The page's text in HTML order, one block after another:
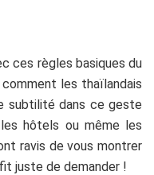
ces règles basiques du
les thaïlandais
subtilité dans ce geste
hôtels ou même les
ravis de vous montrer
juste de demander !